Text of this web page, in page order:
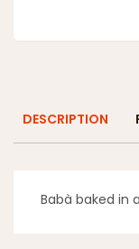
DESCRIPTION
Babà baked in